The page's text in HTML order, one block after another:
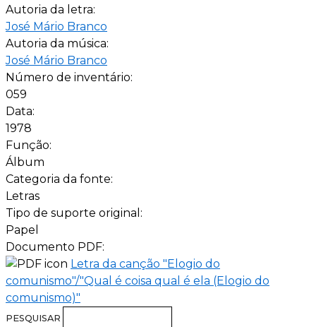
Autoria da letra:
José Mário Branco
Autoria da música:
José Mário Branco
Número de inventário:
059
Data:
1978
Função:
Álbum
Categoria da fonte:
Letras
Tipo de suporte original:
Papel
Documento PDF:
Letra da canção "Elogio do
comunismo"/"Qual é coisa qual é ela (Elogio do
comunismo)"
PESQUISAR